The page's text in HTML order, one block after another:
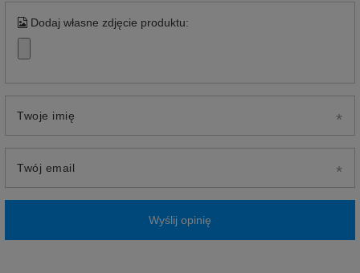
Dodaj własne zdjęcie produktu:
Twoje imię
Twój email
Wyślij opinię